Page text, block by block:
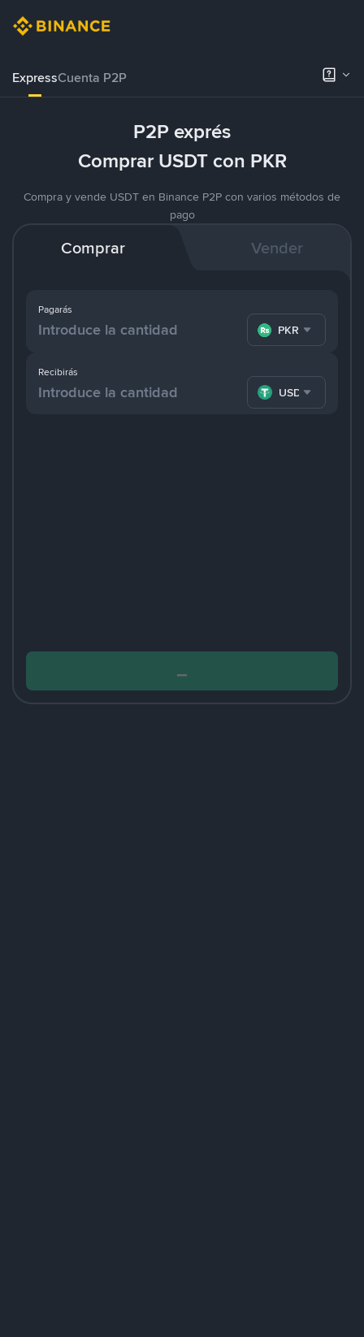
ExpressCuenta P2P
P2P exprés
Comprar USDT con PKR
Compra y vende USDT en Binance P2P con varios métodos de
pago
Comprar Vender
Pagarás
PKR
Recibirás
USDT